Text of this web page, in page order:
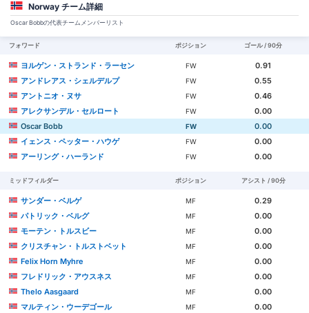
Norway チーム詳細
Oscar Bobbの代表チームメンバーリスト
フォワード ポジション ゴール / 90分
ヨルゲン・ストランド・ラーセン FW
0.91
アンドレアス・シェルデルプ
FW
0.55
アントニオ・ヌサ
FW
0.46
アレクサンデル・セルロート
FW
0.00
Oscar Bobb
FW
0.00
イェンス・ペッター・ハウゲ
FW
0.00
アーリング・ハーランド
FW 0.00
ミッドフィルダー ポジション アシスト / 90分
サンダー・ベルゲ MF
0.29
パトリック・ベルグ
MF
0.00
モーテン・トルスビー
MF
0.00
クリスチャン・トルストベット
MF
0.00
Felix Horn Myhre
MF
0.00
フレドリック・アウスネス
MF
0.00
Thelo Aasgaard
MF
0.00
マルティン・ウーデゴール
MF 0.00